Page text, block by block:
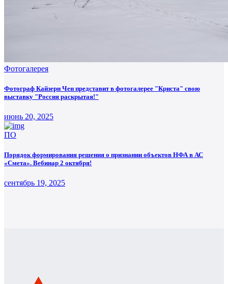
Фотогалерея
Фотограф Кайзерн Чен представит в фотогалерее "Криста" свою
выставку "Россия раскрытая!"
июнь 20, 2025
ПО
Порядок формирования решения о признании объектов НФА в АС
«Смета». Вебинар 2 октября!
сентябрь 19, 2025